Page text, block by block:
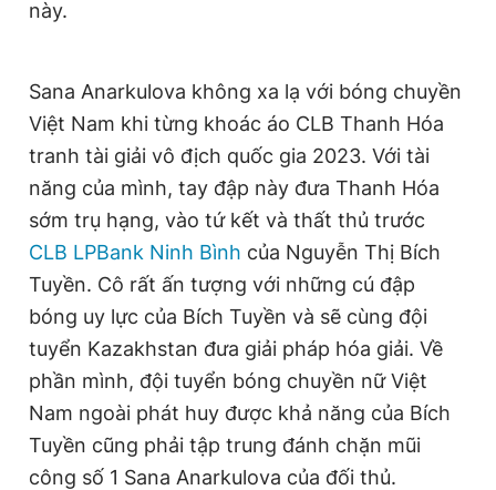
này.
Sana Anarkulova không xa lạ với bóng chuyền
Việt Nam khi từng khoác áo CLB Thanh Hóa
tranh tài giải vô địch quốc gia 2023. Với tài
năng của mình, tay đập này đưa Thanh Hóa
sớm trụ hạng, vào tứ kết và thất thủ trước
CLB LPBank Ninh Bình của Nguyễn Thị Bích
Tuyền. Cô rất ấn tượng với những cú đập
bóng uy lực của Bích Tuyền và sẽ cùng đội
tuyển Kazakhstan đưa giải pháp hóa giải. Về
phần mình, đội tuyển bóng chuyền nữ Việt
Nam ngoài phát huy được khả năng của Bích
Tuyền cũng phải tập trung đánh chặn mũi
công số 1 Sana Anarkulova của đối thủ.